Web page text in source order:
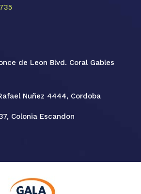
de Leon Blvd. Coral Gables
Nuñez 4444, Cordoba
Colonia Escandon